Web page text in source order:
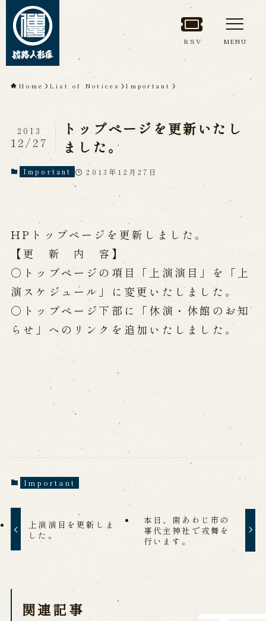
TOP
About Awaji
Ningyoza(Awaji Puppet
Theater)
About ’Awaji Ningyoza'
Living National Treasure, the late
Master Tsuruzawa Tomoji
Origin of the Awaji Ningyoza
People trained at the Awaji
Ningyoza
Performances info
Performance Calendar
Current Performances
Upcoming Performances
Touring show
Touring show
History
Awaji Island and the Myth of the
Birth of the Nation
History of Awaji Ningyo Joruri
Awaji Ningyo Joruri's original
Theater) Spreading
Traditional Performing Arts in
Minami-Awaji City
RSV MENU
Home List of Notices Important
トップページを更新いたし
ました。
2013
12/27
Important 2013年12月27日
HPトップページを更新しました。
【更 新 内 容】
○トップページの項目「上演演目」を「上
演スケジュール」に変更いたしました。
○トップページ下部に「休演・休館のお知
らせ」へのリンクを追加いたしました。
Important
上演演目を更新しま
した。
本日、南あわじ市の
事代主神社で戎舞を
行います。
関連記事